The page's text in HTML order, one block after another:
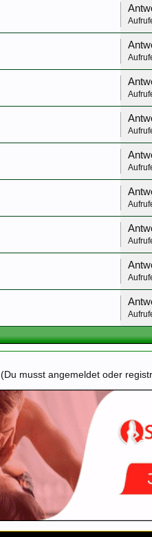
(Du musst angemeldet oder